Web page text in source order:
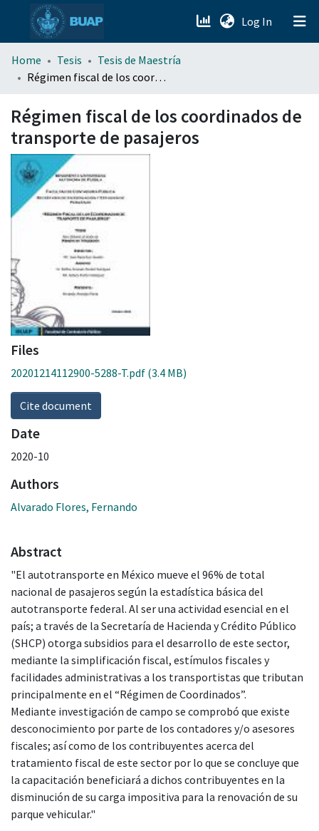
Log In (current)
menu.section.about_menu
Home Tesis
Tesis de Maestría
Régimen fiscal de los coordinados de transporte de pasajeros
Régimen fiscal de los coordinados de
transporte de pasajeros
Files
20201214112900-5288-T.pdf (3.4 MB)
Cite document
Date
2020-10
Authors
Alvarado Flores, Fernando
Abstract
"El autotransporte en México mueve el 96% de total
nacional de pasajeros según la estadística básica del
autotransporte federal. Al ser una actividad esencial en el
país; a través de la Secretaría de Hacienda y Crédito Público
(SHCP) otorga subsidios para el desarrollo de este sector,
mediante la simplificación fiscal, estímulos fiscales y
facilidades administrativas a los transportistas que tributan
principalmente en el “Régimen de Coordinados”.
Mediante investigación de campo se comprobó que existe
desconocimiento por parte de los contadores y/o asesores
fiscales; así como de los contribuyentes acerca del
tratamiento fiscal de este sector por lo que se concluye que
la capacitación beneficiará a dichos contribuyentes en la
disminución de su carga impositiva para la renovación de su
parque vehicular."